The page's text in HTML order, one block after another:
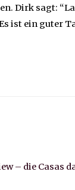
Dirk sagt:
ist ein guter
– die Casas